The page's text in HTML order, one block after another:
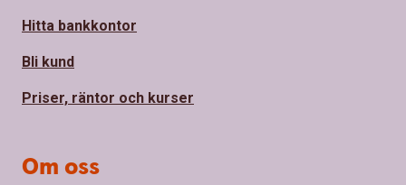
Hitta bankkontor
Bli kund
Priser, räntor och kurser
Om oss